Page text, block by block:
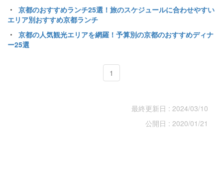
・ 京都のおすすめランチ25選！旅のスケジュールに合わせやすい
エリア別おすすめ京都ランチ
・ 京都の人気観光エリアを網羅！予算別の京都のおすすめディナ
ー25選
1
最終更新日 : 2024/03/10
公開日 : 2020/01/21